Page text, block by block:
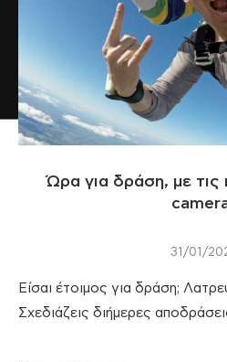
Ώρα για δράση, με
31/01/
Είσαι έτοιμος για δράση;
Σχεδιάζεις διήμερες